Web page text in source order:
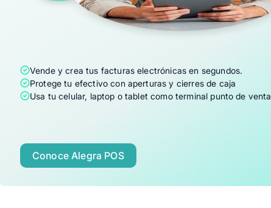
Vende y crea tus facturas electrónicas en segundos.
Protege tu efectivo con aperturas y cierres de caja
Usa tu celular, laptop o tablet como terminal punto de venta
Conoce Alegra POS